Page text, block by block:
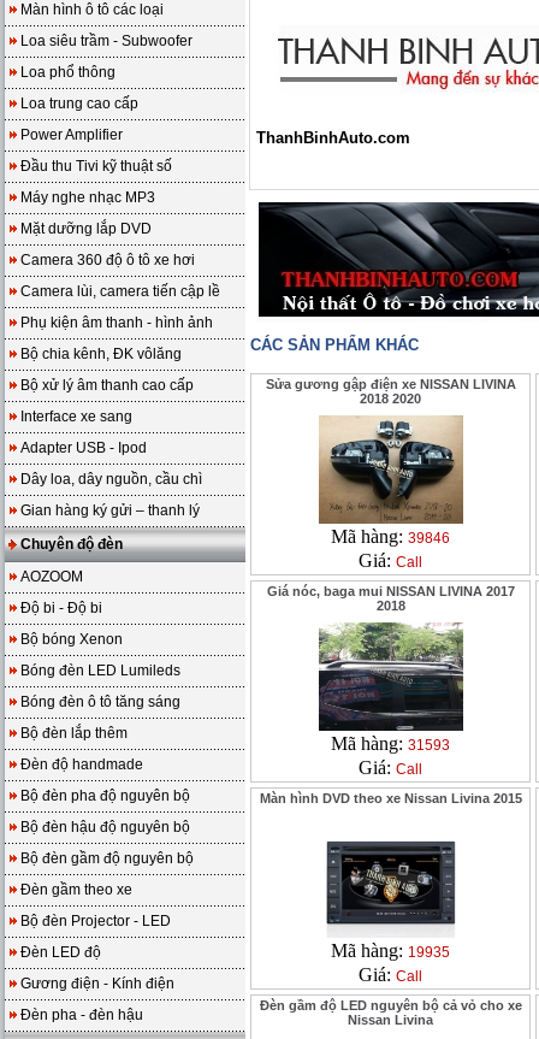
Màn hình ô tô các loại
Loa siêu trầm - Subwoofer
Loa phổ thông
Loa trung cao cấp
Power Amplifier
Đầu thu Tivi kỹ thuật số
Máy nghe nhạc MP3
Mặt dưỡng lắp DVD
Camera 360 độ ô tô xe hơi
Camera lùi, camera tiến cập lề
Phụ kiện âm thanh - hình ảnh
Bộ chia kênh, ĐK vôlăng
Bộ xử lý âm thanh cao cấp
Interface xe sang
Adapter USB - Ipod
Dây loa, dây nguồn, cầu chì
Gian hàng ký gửi – thanh lý
Chuyên độ đèn
AOZOOM
Độ bi - Độ bi
Bộ bóng Xenon
Bóng đèn LED Lumileds
Bóng đèn ô tô tăng sáng
Bộ đèn lắp thêm
Đèn độ handmade
Bộ đèn pha độ nguyên bộ
Bộ đèn hậu độ nguyên bộ
Bộ đèn gầm độ nguyên bộ
Đèn gầm theo xe
Bộ đèn Projector - LED
Đèn LED độ
Gương điện - Kính điện
Đèn pha - đèn hậu
ThanhBinhAuto.com
CÁC SẢN PHẨM KHÁC
Sửa gương gập điện xe NISSAN LIVINA
2018 2020
Mã hàng: 39846
Giá: Call
Giá nóc, baga mui NISSAN LIVINA 2017
2018
Mã hàng: 31593
Giá: Call
Màn hình DVD theo xe Nissan Livina 2015
Mã hàng: 19935
Giá: Call
Đèn gầm độ LED nguyên bộ cả vỏ cho xe
Nissan Livina